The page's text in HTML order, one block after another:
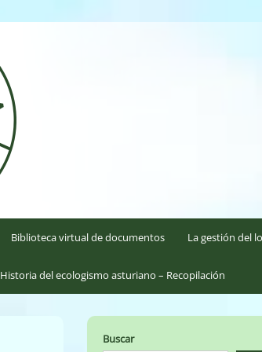
Biblioteca virtual de documentos La gestión del
Historia del ecologismo asturiano – Recopilación
Buscar